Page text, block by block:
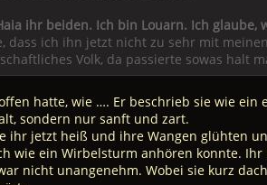
ihr beiden. Ich bin Louarn. Ich
ich ihn jetzt nicht zu sehr mit
Volk, da passierte sowas halt
hatte, wie …. Er beschrieb sie wie ein
sondern nur sanft und zart.
ihr jetzt heiß und ihre Wangen glühten
wie ein Wirbelsturm anhören konnte.
nicht unangenehm. Wobei sie kurz